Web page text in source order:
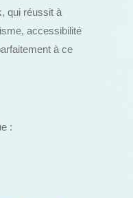
qui réussit à
accessibilité
à ce
: